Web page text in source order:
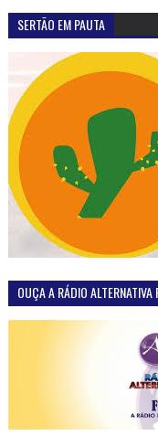
SERTÃO EM PAUTA
OUÇA A RÁDIO